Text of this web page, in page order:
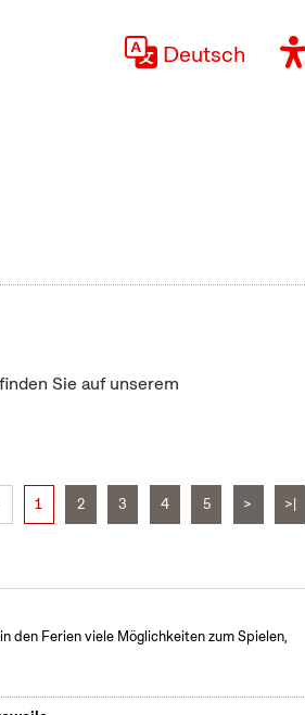
Deutsch
Sie auf unserem
1 2 3 4 5 > >|
den Ferien viele Möglichkeiten zum Spielen,